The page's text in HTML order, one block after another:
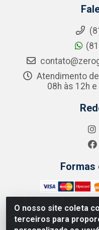
O nosso site coleta
terceiros para
Atendimento
08h às 12h
Formas
Zero Grau - Rua